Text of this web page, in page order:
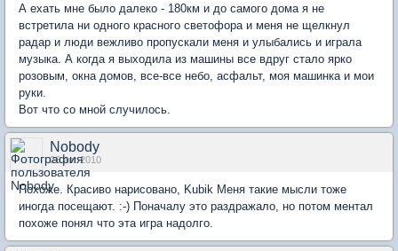
А ехать мне было далеко - 180км и до самого дома я не
встретила ни одного красного светофора и меня не щелкнул
радар и люди вежливо пропускали меня и улыбались и играла
музыка. А когда я выходила из машины все вдруг стало ярко
розовым, окна домов, все-все небо, асфальт, моя машинка и мои
руки.
Вот что со мной случилось.
Nobody
26 авг 2010
Похоже. Красиво нарисовано, Kubik Меня такие мысли тоже
иногда посещают. :-) Поначалу это раздражало, но потом ментал
похоже понял что эта игра надолго.